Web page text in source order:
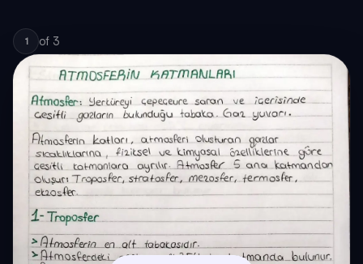
1 of 3